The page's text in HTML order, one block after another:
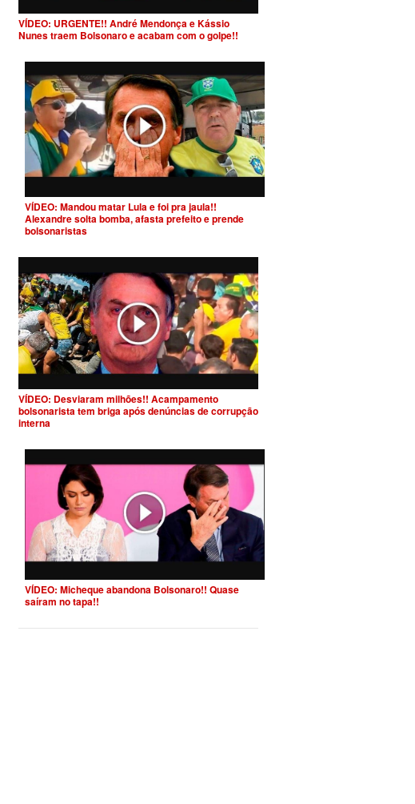
VÍDEO: URGENTE!! André Mendonça e Kássio
Nunes traem Bolsonaro e acabam com o golpe!!
VÍDEO: Mandou matar Lula e foi pra jaula!!
Alexandre solta bomba, afasta prefeito e prende
bolsonaristas
VÍDEO: Desviaram milhões!! Acampamento
bolsonarista tem briga após denúncias de corrupção
interna
VÍDEO: Micheque abandona Bolsonaro!! Quase
saíram no tapa!!